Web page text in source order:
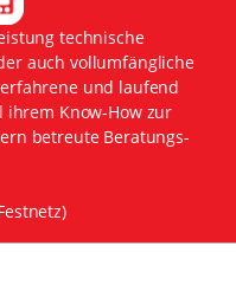
technische
auch vollumfängliche
und laufend
ihrem Know-How zur
betreute Beratungs-